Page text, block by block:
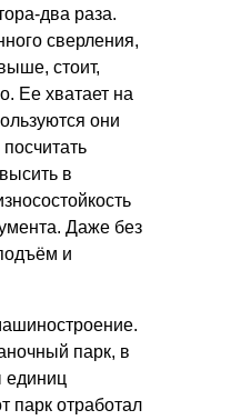
два раза.
сверления,
стоит,
Ее хватает на
они
в
Даже без
и
парк, в
единиц
парк отработал